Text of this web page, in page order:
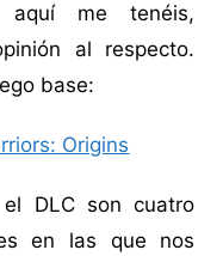
aquí me tenéis,
al respecto.
base:
Origins
DLC son cuatro
en las que nos